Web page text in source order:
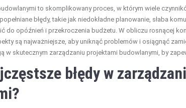
to skomplikowany proces, w którym wiele
błędy, takie jak niedokładne planowanie, słaba
do opóźnień i przekroczenia budżetu. W obliczu rosnącej
są najważniejsze, aby uniknąć problemów i osiągnąć
w skutecznym zarządzaniu projektami budowlanymi, by
błędy w